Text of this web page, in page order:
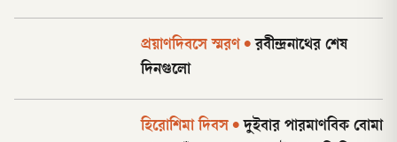
প্রয়াণদিবসে স্মরণ • রবীন্দ্রনাথের শেষ
দিনগুলো
হিরোশিমা দিবস • দুইবার পারমাণবিক বোমা